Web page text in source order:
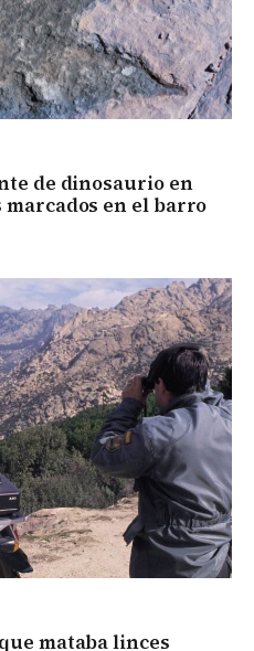
de dinosaurio en
marcados en el barro
mataba linces